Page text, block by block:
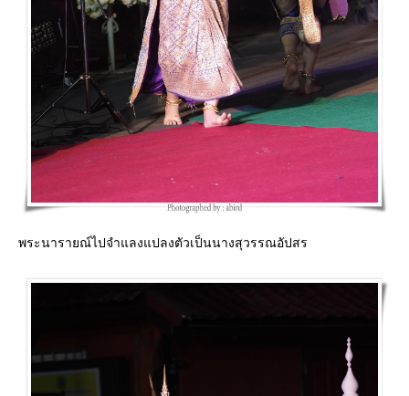
พระนารายณ์ไปจำแลงแปลงตัวเป็นนางสุวรรณอัปสร